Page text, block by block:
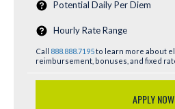
Potential Daily Per Diem
Hourly Rate Range
Call 888.888.7195to learn more about
reimbursement, bonuses, and fixed
APPLY NOW